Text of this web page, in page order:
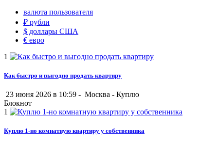
валюта пользователя
₽ рубли
$ доллары США
€ евро
1
Как быстро и выгодно продать квартиру
23 июня 2026 в 10:59 - Москва - Куплю
Блокнот
1
Куплю 1-но комнатную квартиру у собственника